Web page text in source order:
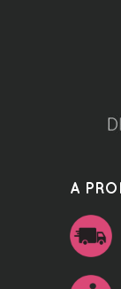
A